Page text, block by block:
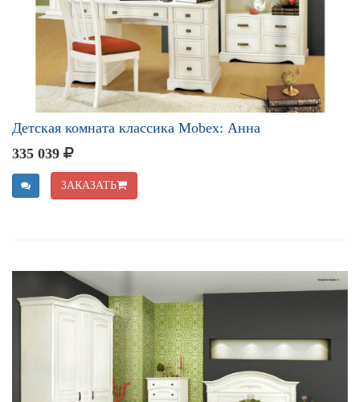
Детская комната классика Mobex: Анна
335 039
ЗАКАЗАТЬ